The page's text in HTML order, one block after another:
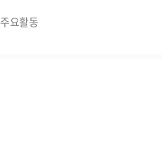
주요활동